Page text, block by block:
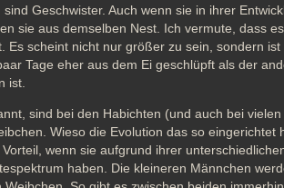
Geschwister. Auch wenn sie in ihrer
sie aus demselben Nest. Ich vermute, dass
Es scheint nicht nur größer zu sein, sondern
Tage eher aus dem Ei geschlüpft als der
ist.
sind bei den Habichten (und auch bei
Wieso die Evolution das so eingerichtet
wenn sie aufgrund ihrer
haben. Die kleineren Männchen